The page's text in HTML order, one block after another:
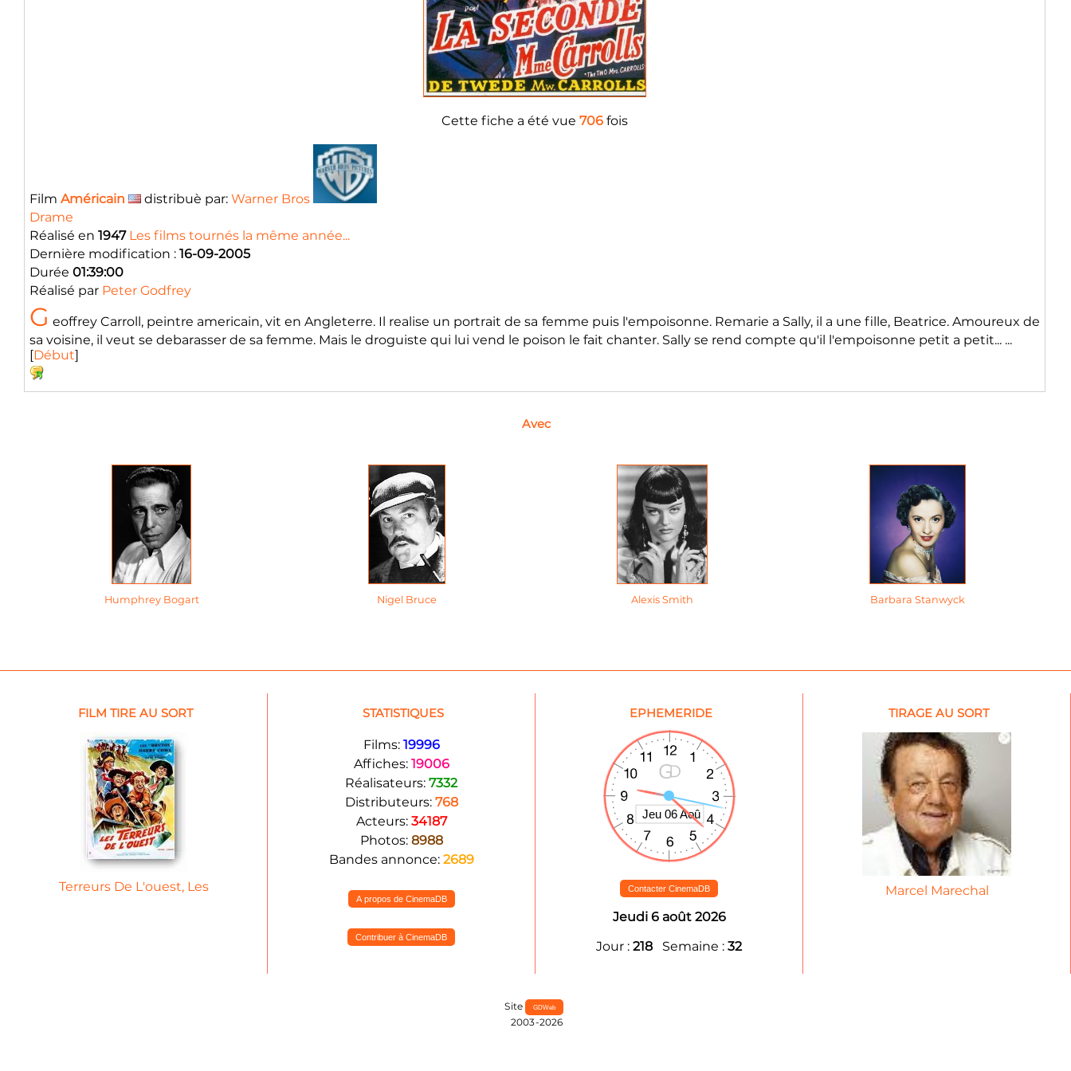
Cette fiche a été vue 706 fois
Film Américain distribuè par: Warner Bros
Drame
Réalisé en 1947 Les films tournés la même année...
Dernière modification : 16-09-2005
Durée 01:39:00
Réalisé par Peter Godfrey
G eoffrey Carroll, peintre americain, vit en Angleterre. Il realise un portrait de sa femme puis l'empoisonne. Remarie a Sally, il a une fille, Beatrice. Amoureux de
sa voisine, il veut se debarasser de sa femme. Mais le droguiste qui lui vend le poison le fait chanter. Sally se rend compte qu'il l'empoisonne petit a petit... ...
[Début]
Avec
Humphrey Bogart Nigel Bruce Alexis Smith Barbara Stanwyck
FILM TIRE AU SORT
Terreurs De L'ouest, Les
STATISTIQUES
Films: 19996
Affiches: 19006
Réalisateurs: 7332
Distributeurs: 768
Acteurs: 34187
Photos: 8988
Bandes annonce: 2689
A propos de CinemaDB
Contribuer à CinemaDB
EPHEMERIDE
Contacter CinemaDB
Jeudi 6 août 2026
Jour : 218 Semaine : 32
TIRAGE AU SORT
Marcel Marechal
Site GDWeb
2003-2026